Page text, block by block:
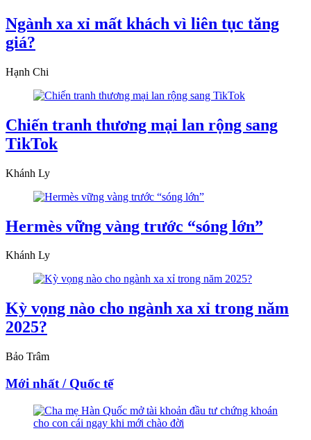
Ngành xa xỉ mất khách vì liên tục tăng
giá?
Hạnh Chi
Chiến tranh thương mại lan rộng sang
TikTok
Khánh Ly
Hermès vững vàng trước “sóng lớn”
Khánh Ly
Kỳ vọng nào cho ngành xa xỉ trong năm
2025?
Bảo Trâm
Mới nhất / Quốc tế